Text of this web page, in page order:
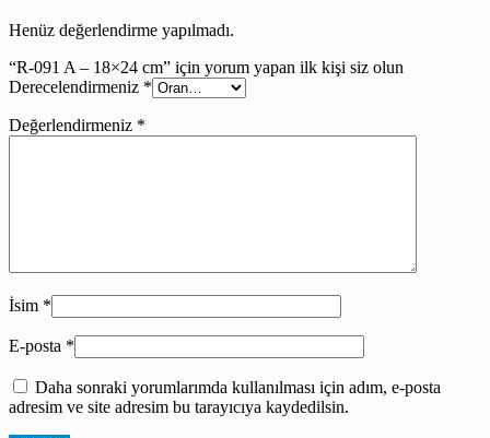
Henüz değerlendirme yapılmadı.
“R-091 A – 18×24 cm” için yorum yapan ilk kişi siz olun
Derecelendirmeniz *
Değerlendirmeniz *
İsim *
E-posta *
Daha sonraki yorumlarımda kullanılması için adım, e-posta
adresim ve site adresim bu tarayıcıya kaydedilsin.